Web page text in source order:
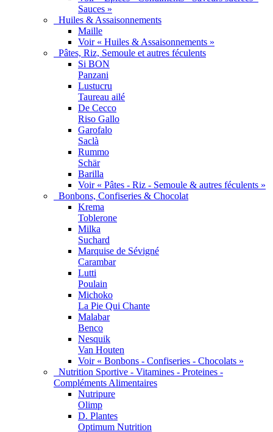
Sauces »
Huiles & Assaisonnements
Maille
Voir « Huiles & Assaisonnements »
Pâtes, Riz, Semoule et autres féculents
Si BON
Panzani
Lustucru
Taureau ailé
De Cecco
Riso Gallo
Garofalo
Saclà
Rummo
Schär
Barilla
Voir « Pâtes - Riz - Semoule & autres féculents »
Bonbons, Confiseries & Chocolat
Krema
Toblerone
Milka
Suchard
Marquise de Sévigné
Carambar
Lutti
Poulain
Michoko
La Pie Qui Chante
Malabar
Benco
Nesquik
Van Houten
Voir « Bonbons - Confiseries - Chocolats »
Nutrition Sportive - Vitamines - Proteines -
Compléments Alimentaires
Nutripure
Olimp
D. Plantes
Optimum Nutrition